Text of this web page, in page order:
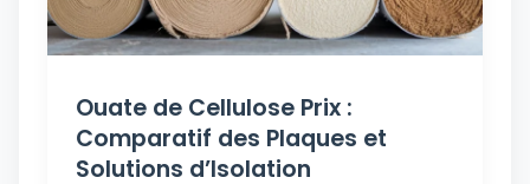
Ouate de Cellulose Prix :
Comparatif des Plaques et
Solutions d’Isolation